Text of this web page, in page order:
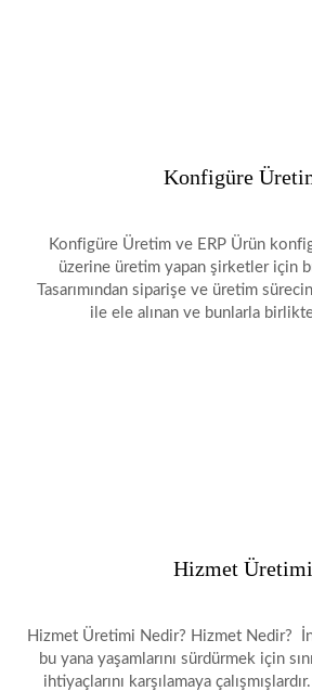
Konfigüre
Konfigüre Üretim ve ERP Ürün
üzerine üretim yapan şirketler için
Tasarımından siparişe ve üretim
ile ele alınan ve bunlarla
Hizmet Üretimi
Hizmet Üretimi Nedir? Hizmet Nedir?
bu yana yaşamlarını sürdürmek için
ihtiyaçlarını karşılamaya